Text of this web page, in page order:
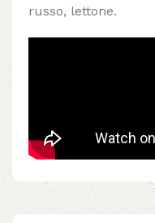
russo, lettone.